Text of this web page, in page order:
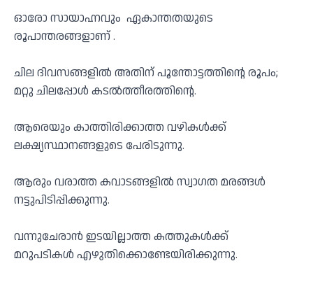
ഓരോ സായാഹ്നവും ഏകാന്തതയുടെ
രൂപാന്തരങ്ങളാണ് .
ചില ദിവസങ്ങളിൽ അതിന് പൂന്തോട്ടത്തിന്റെ രൂപം;
മറ്റു ചിലപ്പോൾ കടൽത്തീരത്തിന്റെ.
ആരെയും കാത്തിരിക്കാത്ത വഴികൾക്ക്
ലക്ഷ്യസ്ഥാനങ്ങളുടെ പേരിടുന്നു.
ആരും വരാത്ത കവാടങ്ങളിൽ സ്വാഗത മരങ്ങൾ
നട്ടുപിടിപ്പിക്കുന്നു.
വന്നുചേരാൻ ഇടയില്ലാത്ത കത്തുകൾക്ക്
മറുപടികൾ എഴുതിക്കൊണ്ടേയിരിക്കുന്നു.